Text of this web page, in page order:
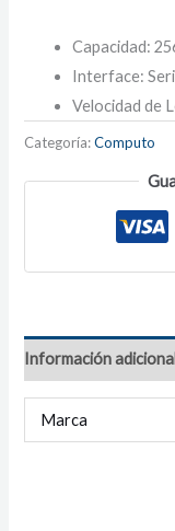
Capacidad:
Interface:
Velocidad de
Categoría:Computo
Información
Marca